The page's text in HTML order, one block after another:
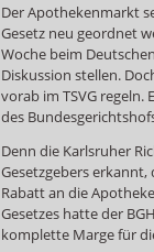
Der Apothekenmarkt
Gesetz neu geordnet
Woche beim
Diskussion stellen.
vorab im TSVG regeln.
des
Denn die Karlsruher
Gesetzgebers
Rabatt an die
Gesetzes hatte der
komplette Marge für